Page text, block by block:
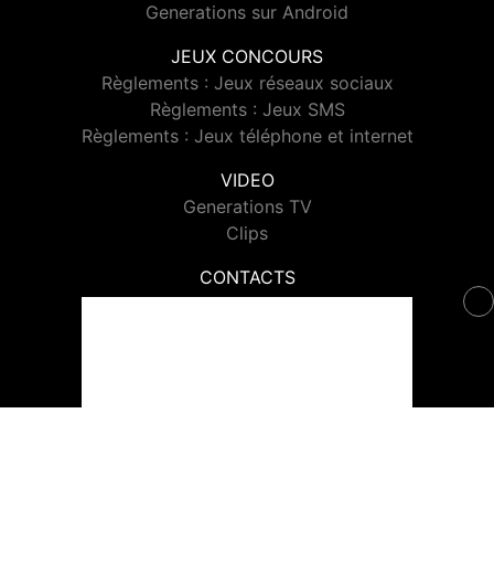
Generations sur Android
JEUX CONCOURS
Règlements : Jeux réseaux sociaux
Règlements : Jeux SMS
Règlements : Jeux téléphone et internet
VIDEO
Generations TV
Clips
CONTACTS
Contacter Generations